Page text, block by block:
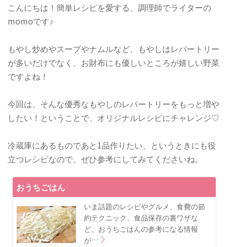
こんにちは！簡単レシピを愛する、調理師でライターの
momoです♪
もやし炒めやスープやナムルなど、もやしはレパートリー
が多いだけでなく、お財布にも優しいところが嬉しい野菜
ですよね！
今回は、そんな優秀なもやしのレパートリーをもっと増や
したい！ということで、オリジナルレシピにチャレンジ♡
​冷蔵庫にあるものであと1品作りたい、というときにも役
立つレシピなので、ぜひ参考にしてみてくださいね。
おうちごはん
いま話題のレシピやグルメ、食費の節
約テクニック、食品保存の裏ワザな
ど、おうちごはんの参考になる情報
が…